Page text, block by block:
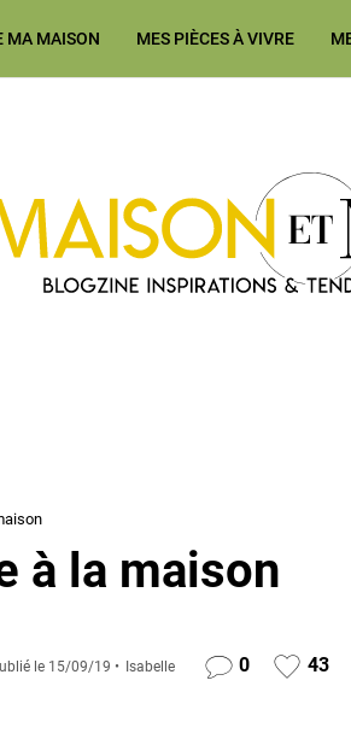
MA MAISON MES PIÈCES À VIVRE
Ma Maison
à la maison
le 15/09/19 Isabelle 0 43